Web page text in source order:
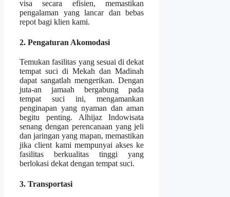
visa secara efisien, memastikan
pengalaman yang lancar dan bebas
repot bagi klien kami.
2. Pengaturan Akomodasi
Temukan fasilitas yang sesuai di dekat
tempat suci di Mekah dan Madinah
dapat sangatlah mengerikan. Dengan
juta-an jamaah bergabung pada
tempat suci ini, mengamankan
penginapan yang nyaman dan aman
begitu penting. Alhijaz Indowisata
senang dengan perencanaan yang jeli
dan jaringan yang mapan, memastikan
jika client kami mempunyai akses ke
fasilitas berkualitas tinggi yang
berlokasi dekat dengan tempat suci.
3. Transportasi